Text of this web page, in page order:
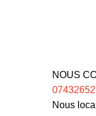
NOUS
Nous